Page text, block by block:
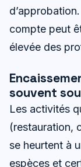
compte peut
élevée des
souvent
Les activités
(restauration,
se heurtent à
espèces et